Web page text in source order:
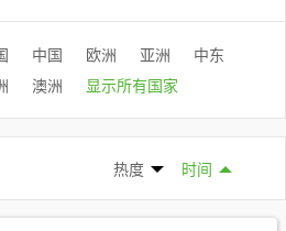
中国 欧洲 亚洲
中东
澳洲 显示所有国家
热度 时间